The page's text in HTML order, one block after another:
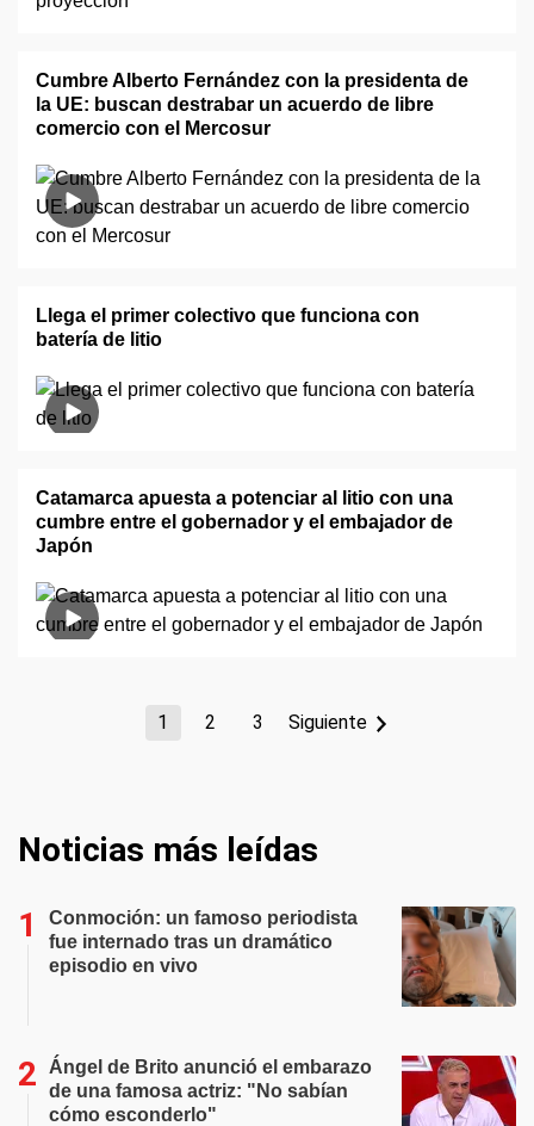
Cumbre Alberto Fernández con la presidenta de
la UE: buscan destrabar un acuerdo de libre
comercio con el Mercosur
Llega el primer colectivo que funciona con
batería de litio
Catamarca apuesta a potenciar al litio con una
cumbre entre el gobernador y el embajador de
Japón
1 2 3 Siguiente
Noticias más leídas
Conmoción: un famoso periodista
fue internado tras un dramático
episodio en vivo
Ángel de Brito anunció el embarazo
de una famosa actriz: "No sabían
cómo esconderlo"